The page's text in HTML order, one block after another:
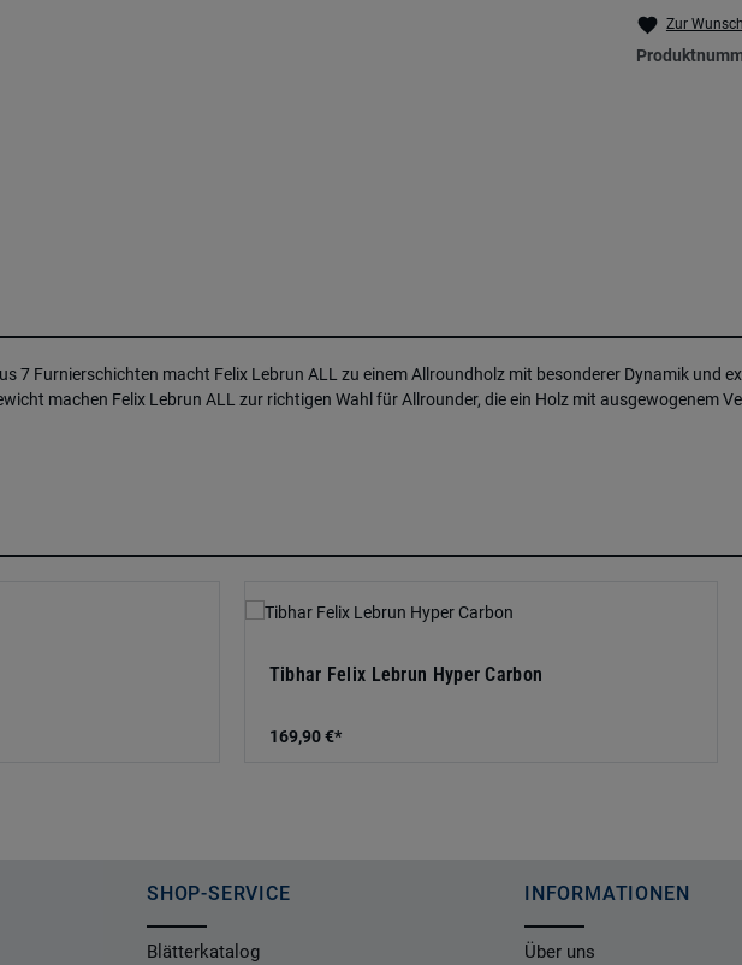
Zur
7 Furnierschichten macht Felix Lebrun ALL zu einem Allroundholz mit besonderer Dynamik und
machen Felix Lebrun ALL zur richtigen Wahl für Allrounder, die ein Holz mit ausgewogenem
Tibhar Felix Lebrun Hyper Carbon
169,90 €*
SHOP-SERVICE
Blätterkatalog
INFORMATIONEN
Über uns